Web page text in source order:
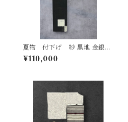
夏物 付下げ 紗 黒地 金銀彩
砂色系の疋田市松に雪輪など
裄丈 72㎝ K6549
¥110,000